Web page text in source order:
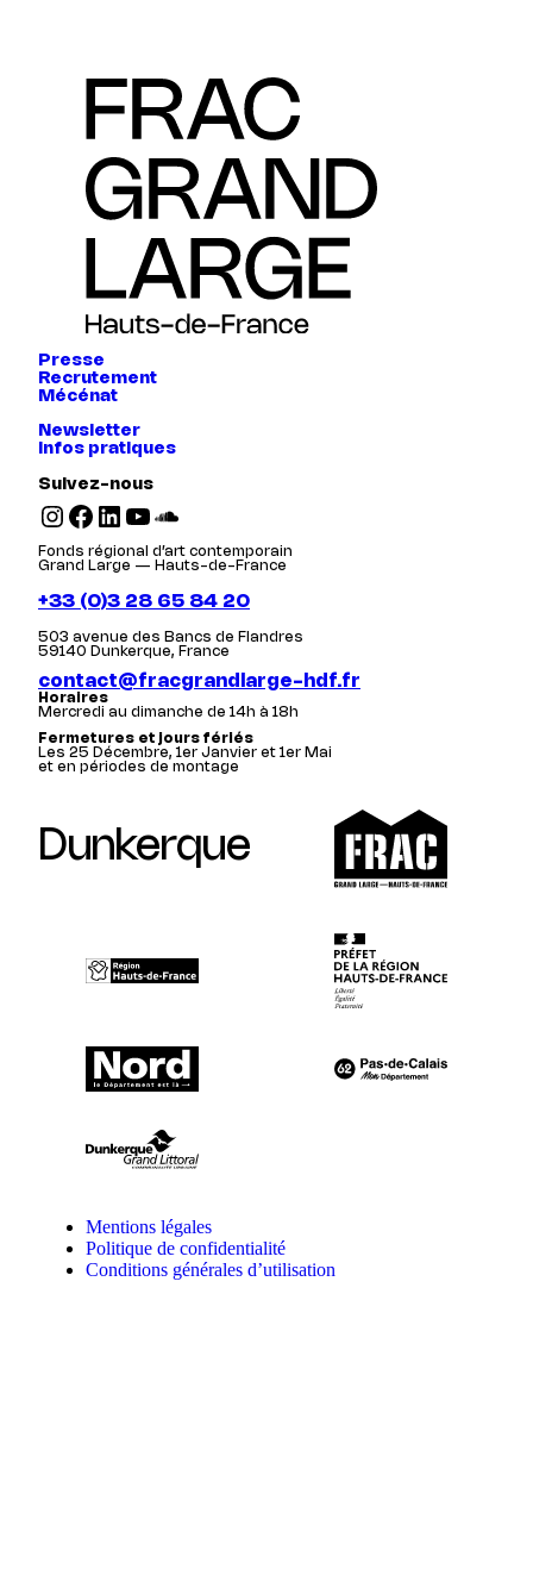
Presse
Recrutement
Mécénat
Newsletter
Infos pratiques
Suivez-nous
Instagram Facebook LinkedIn YouTube SoundCloud
Fonds régional d’art contemporain
Grand Large — Hauts-de-France
+33 (0)3 28 65 84 20
503 avenue des Bancs de Flandres
59140 Dunkerque, France
contact@fracgrandlarge-hdf.fr
Horaires
Mercredi au dimanche de 14h à 18h
Fermetures et jours fériés
Les 25 Décembre, 1er Janvier et 1er Mai
et en périodes de montage
Dunkerque
Mentions légales
Politique de confidentialité
Conditions générales d’utilisation